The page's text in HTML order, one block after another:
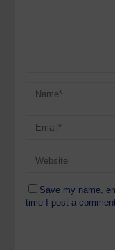
Save my name,
time I post a